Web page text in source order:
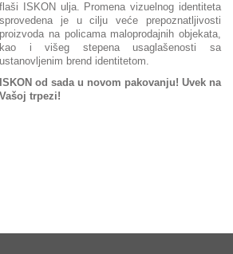
flaši ISKON ulja. Promena vizuelnog identiteta
sprovedena je u cilju veće prepoznatljivosti
proizvoda na policama maloprodajnih objekata,
kao i višeg stepena usaglašenosti sa
ustanovljenim brend identitetom.
ISKON od sada u novom pakovanju! Uvek na
Vašoj trpezi!